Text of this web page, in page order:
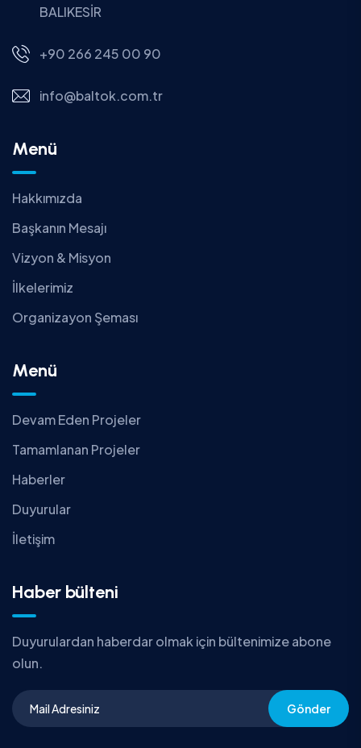
BALIKESİR
+90 266 245 00 90
info@baltok.com.tr
Menü
Hakkımızda
Başkanın Mesajı
Vizyon & Misyon
İlkelerimiz
Organizayon Şeması
Menü
Devam Eden Projeler
Tamamlanan Projeler
Haberler
Duyurular
İletişim
Haber bülteni
Duyurulardan haberdar olmak için bültenimize abone
olun.
Gönder